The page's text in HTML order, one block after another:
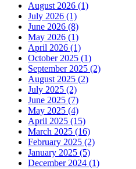
August 2026 (1)
July 2026 (1)
June 2026 (8)
May 2026 (1)
April 2026 (1)
October 2025 (1)
September 2025 (2)
August 2025 (2)
July 2025 (2)
June 2025 (7)
May 2025 (4)
April 2025 (15)
March 2025 (16)
February 2025 (2)
January 2025 (5)
December 2024 (1)